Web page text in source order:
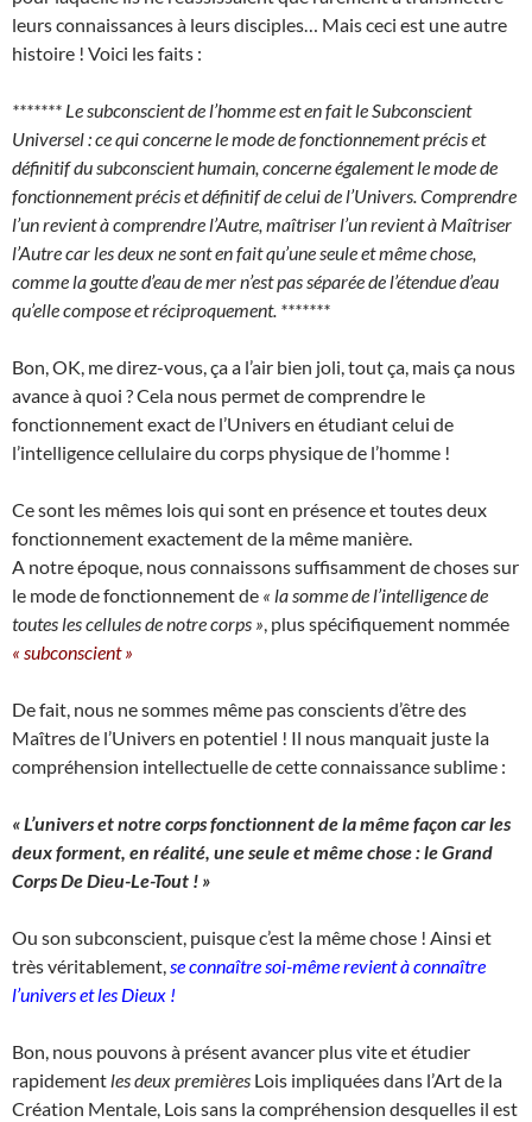
leurs connaissances à leurs disciples… Mais ceci est une autre
histoire ! Voici les faits :
******* Le subconscient de l’homme est en fait le Subconscient
Universel : ce qui concerne le mode de fonctionnement précis et
définitif du subconscient humain, concerne également le mode de
fonctionnement précis et définitif de celui de l’Univers. Comprendre
l’un revient à comprendre l’Autre, maîtriser l’un revient à Maîtriser
l’Autre car les deux ne sont en fait qu’une seule et même chose,
comme la goutte d’eau de mer n’est pas séparée de l’étendue d’eau
qu’elle compose et réciproquement. *******
Bon, OK, me direz-vous, ça a l’air bien joli, tout ça, mais ça nous
avance à quoi ? Cela nous permet de comprendre le
fonctionnement exact de l’Univers en étudiant celui de
l’intelligence cellulaire du corps physique de l’homme !
Ce sont les mêmes lois qui sont en présence et toutes deux
fonctionnement exactement de la même manière.
A notre époque, nous connaissons suffisamment de choses sur
le mode de fonctionnement de « la somme de l’intelligence de
toutes les cellules de notre corps » , plus spécifiquement nommée
« subconscient »
De fait, nous ne sommes même pas conscients d’être des
Maîtres de l’Univers en potentiel ! Il nous manquait juste la
compréhension intellectuelle de cette connaissance sublime :
« L’univers et notre corps fonctionnent de la même façon car les
deux forment, en réalité, une seule et même chose : le Grand
Corps De Dieu-Le-Tout ! »
Ou son subconscient, puisque c’est la même chose ! Ainsi et
très véritablement, se connaître soi-même revient à connaître
l’univers et les Dieux !
Bon, nous pouvons à présent avancer plus vite et étudier
rapidement les deux premières Lois impliquées dans l’Art de la
Création Mentale, Lois sans la compréhension desquelles il est